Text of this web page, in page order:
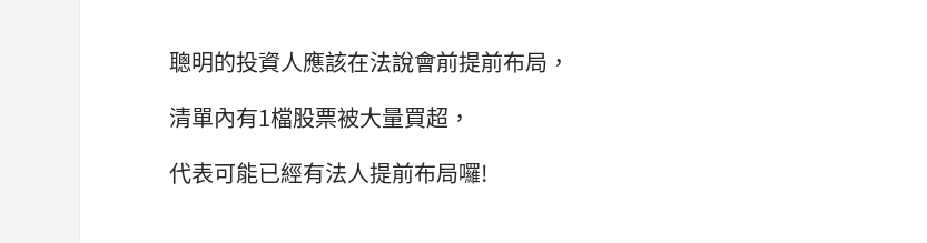
聰明的投資人應該在法說會前提前布局，
清單內有1檔股票被大量買超，
代表可能已經有法人提前布局囉!